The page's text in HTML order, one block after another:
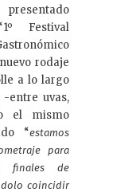
presentado
Festival
rodaje
a lo largo
entre uvas,
el mismo
“estamos
para
finales de
coincidir